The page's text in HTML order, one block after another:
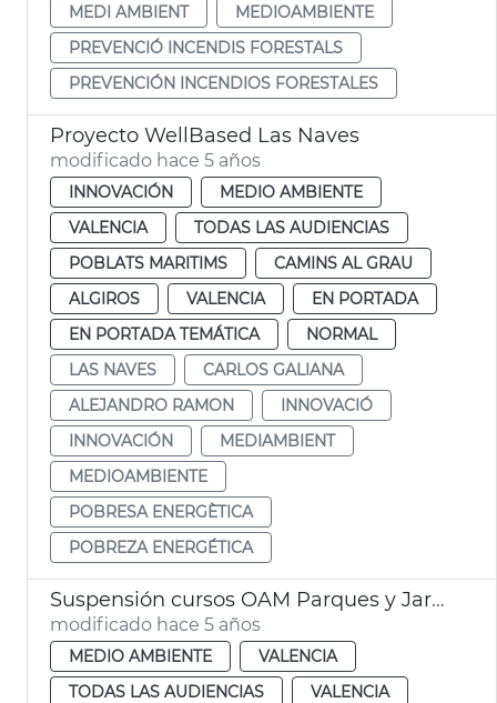
MEDI AMBIENT
MEDIOAMBIENTE
PREVENCIÓ INCENDIS FORESTALS
PREVENCIÓN INCENDIOS FORESTALES
Proyecto WellBased Las Naves
modificado hace 5 años
INNOVACIÓN
MEDIO AMBIENTE
VALENCIA
TODAS LAS AUDIENCIAS
POBLATS MARITIMS
CAMINS AL GRAU
ALGIROS
VALENCIA
EN PORTADA
EN PORTADA TEMÁTICA
NORMAL
LAS NAVES
CARLOS GALIANA
ALEJANDRO RAMON
INNOVACIÓ
INNOVACIÓN
MEDIAMBIENT
MEDIOAMBIENTE
POBRESA ENERGÈTICA
POBREZA ENERGÉTICA
Suspensión cursos OAM Parques y Jardines
modificado hace 5 años
MEDIO AMBIENTE
VALENCIA
TODAS LAS AUDIENCIAS
VALENCIA